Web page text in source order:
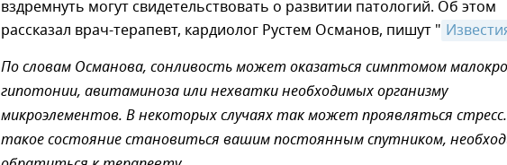
вздремнуть могут свидетельствовать о развитии патологий. Об этом
рассказал врач-терапевт, кардиолог Рустем Османов, пишут "
По словам Османова, сонливость может оказаться симптомом
гипотонии, авитаминоза или нехватки необходимых организму
микроэлементов. В некоторых случаях так может проявляться
такое состояние становиться вашим постоянным спутником,